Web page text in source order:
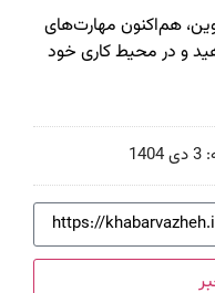
هم‌اکنون مهارت‌های
و در محیط کاری خود
3 دی 1404